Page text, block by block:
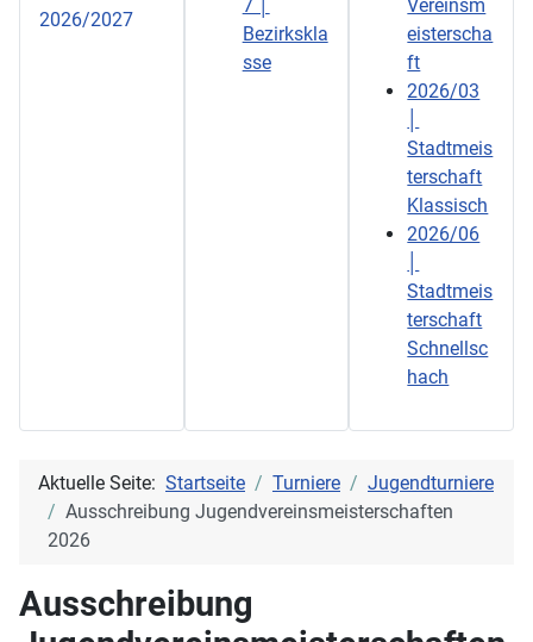
2026/2027
7 │
Bezirkskla
sse
Vereinsm
eisterscha
ft
2026/03
Stadtmeis
terschaft
Klassisch
2026/06
Stadtmeis
terschaft
Schnellsc
hach
Aktuelle Seite: Startseite Turniere
Jugendturniere
Ausschreibung Jugendvereinsmeisterschaften
2026
Ausschreibung